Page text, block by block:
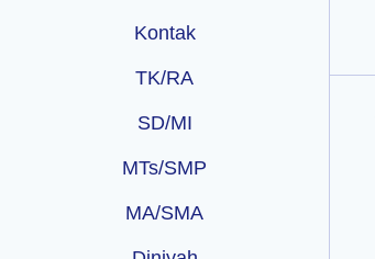
Kontak
TK/RA
SD/MI
MTs/SMP
MA/SMA